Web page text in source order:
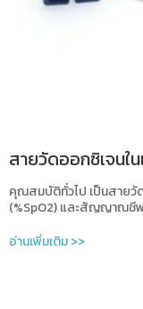
สายวัดออกซิเจนใ
คุณสมบัติทั่วไป เป็นสายวั
(%SpO2) และสัญญาณชี
อ่านเพิ่มเติม >>